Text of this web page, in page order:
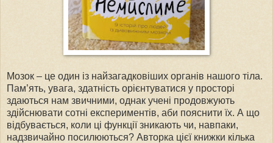
Мозок – це один із найзагадковіших органів нашого тіла.
Пам’ять, увага, здатність орієнтуватися у просторі
здаються нам звичними, однак учені продовжують
здійснювати сотні експериментів, аби пояснити їх. А що
відбувається, коли ці функції зникають чи, навпаки,
надзвичайно посилюються? Авторка цієї книжки кілька